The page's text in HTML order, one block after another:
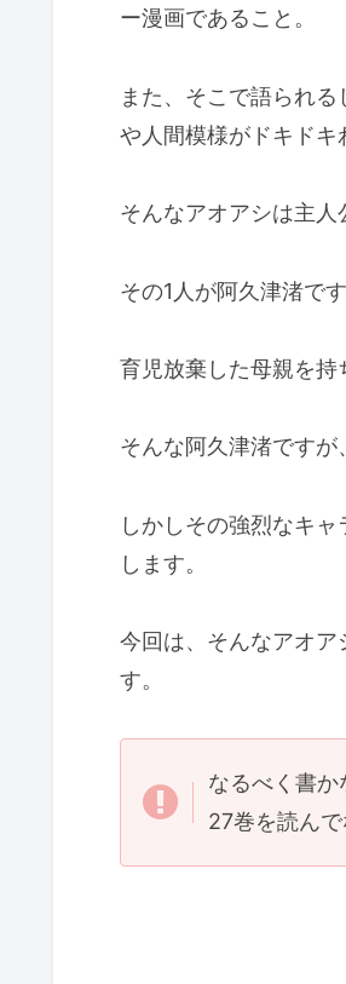
ー漫画であること。
また、そこで語られ
や人間模様がドキドキ
そんなアオアシは主人
その1人が阿久津渚です
育児放棄した母親を持
そんな阿久津渚ですが
しかしその強烈なキ
します。
今回は、そんなアオア
す。
なるべく書か
27巻を読ん